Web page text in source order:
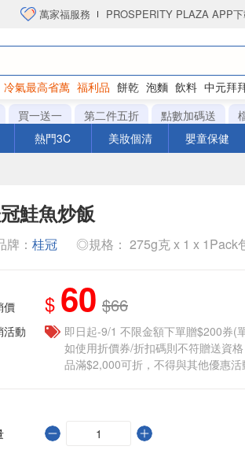
萬家福服務 PROSPERITY PLAZA APP
冷氣最高省萬 福利品 餅乾 泡麵 飲料 中元拜
買一送一 第二件五折 點數加碼送
熱門3C 美妝個清 嬰童保健
鮭魚炒飯
： 桂冠 ◎規格： 275g克 x 1 x 1Pack
價 $ 60 $66
活動
即日起-9/1 不限金額下單贈$200券(
如使用折價券/折扣碼則不符贈送資
品滿$2,000可折，不得與其他優惠